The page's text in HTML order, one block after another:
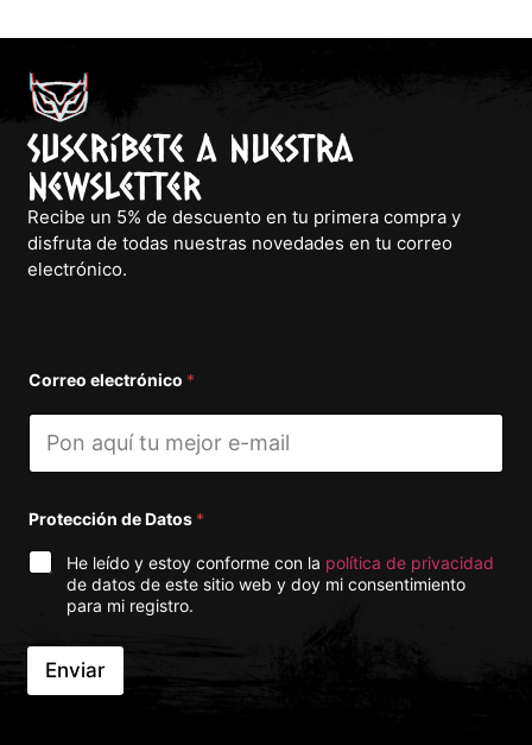
Suscríbete a nuestra
newsletter
Recibe un 5% de descuento en tu primera compra y
disfruta de todas nuestras novedades en tu correo
electrónico.
Correo electrónico *
Protección de Datos *
He leído y estoy conforme con la política de privacidad
de datos de este sitio web y doy mi consentimiento
para mi registro.
Enviar